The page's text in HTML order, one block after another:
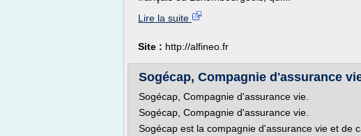
Lire la suite
Site : http://alfineo.fr
Sogécap, Compagnie d'assurance
Sogécap, Compagnie d'assurance vie.
Sogécap, Compagnie d'assurance vie.
Sogécap est la compagnie d'assurance vie et de